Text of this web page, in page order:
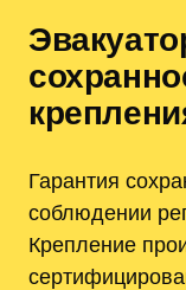
Гарантия
соблюдении
Крепление